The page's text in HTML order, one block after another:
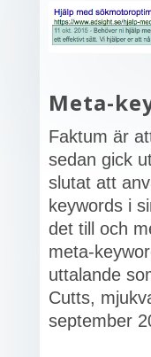
Meta-
Faktum är
sedan gick
slutat att
keywords i
det till och
meta-
uttalande
Cutts,
september